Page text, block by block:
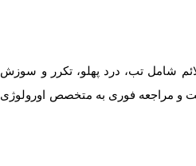
شامل تب، درد پهلو، تکرر و سوزش
و مراجعه فوری به متخصص اورولوژی